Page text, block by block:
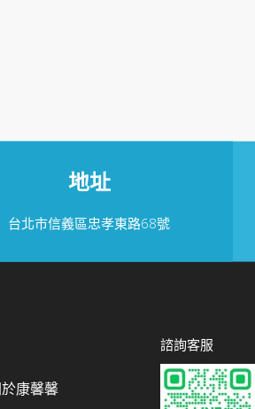
地址
台北市信義區忠孝東路68號
康馨馨
諮詢客服